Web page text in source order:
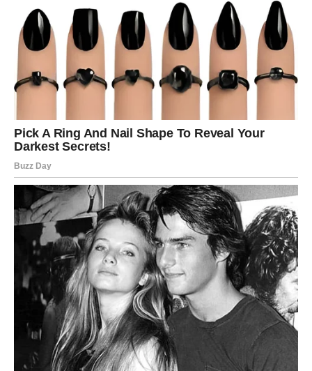
Finansije – neočekivan priliv ili
pametna odluka
Finansijski segment takođe nosi iznenađenja. To može
biti novac koji dolazi iz neočekivanog izvora – bonus,
povraćaj, pomoć ili dobitak. Iako neće svi Ovnovi doživeti
veliki priliv, većina će primetiti poboljšanje ili barem
jasniju sliku o tome kako da upravlja svojim resursima.
Važno je da do kraja meseca budete mudri sa novcem.
Iznenadni troškovi su mogući, ali i prilike za pametne
investicije. Ako razmišljate o ulaganju ili kupovini, slušajte
intuiciju, ali ne zanemarujte realnost.
Duhovni aspekt – znakovi, snovi i
poruke